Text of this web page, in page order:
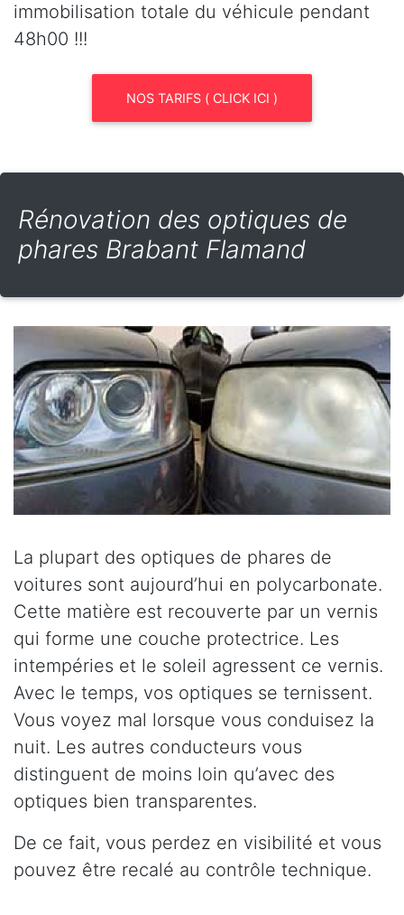
immobilisation totale du véhicule pendant
48h00 !!!
NOS TARIFS ( CLICK ICI )
Rénovation des optiques de
phares Brabant Flamand
La plupart des optiques de phares de
voitures sont aujourd’hui en polycarbonate.
Cette matière est recouverte par un vernis
qui forme une couche protectrice. Les
intempéries et le soleil agressent ce vernis.
Avec le temps, vos optiques se ternissent.
Vous voyez mal lorsque vous conduisez la
nuit. Les autres conducteurs vous
distinguent de moins loin qu’avec des
optiques bien transparentes.
De ce fait, vous perdez en visibilité et vous
pouvez être recalé au contrôle technique.